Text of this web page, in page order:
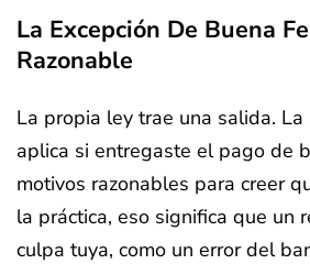
La Excepción De Buena
Razonable
La propia ley trae una salida.
aplica si entregaste el pago de
motivos razonables para creer
la práctica, eso significa que un
culpa tuya, como un error del